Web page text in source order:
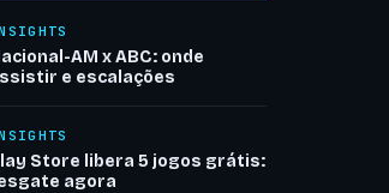
AM x ABC: onde
e escalações
Store libera 5 jogos grátis:
agora